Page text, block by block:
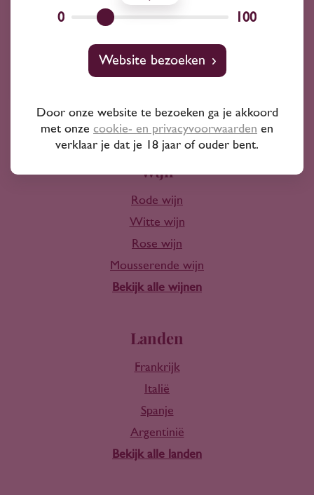
Wij kunnen je altijd adviseren
Wijnprofessionals
10+ jaar ervaring
Wijn
Rode wijn
Witte wijn
Rose wijn
Mousserende wijn
Bekijk alle wijnen
Landen
Frankrijk
Italië
Spanje
Argentinië
Bekijk alle landen
0 100
Website bezoeken
Door onze website te bezoeken ga je akkoord
met onze cookie- en privacyvoorwaarden en
verklaar je dat je 18 jaar of ouder bent.